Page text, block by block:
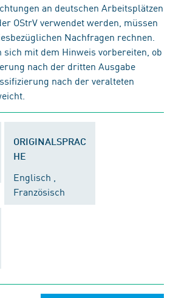
an deutschen Arbeitsplätzen
OStrV verwendet werden, müssen
Nachfragen rechnen.
sich mit dem Hinweis vorbereiten, ob
nach der dritten Ausgabe
nach der veralteten
ORIGINALSPRAC
HE
Englisch ,
Französisch